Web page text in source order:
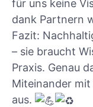
für uns keine
dank Partnern
Fazit:
– sie braucht
Praxis. Genau
Miteinander mit
aus.